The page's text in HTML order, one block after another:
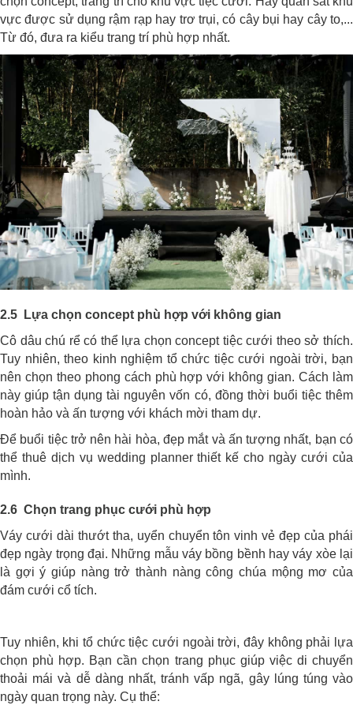
vực được sử dụng rậm rạp hay trơ trụi, có cây bụi hay cây to,...
Từ đó, đưa ra kiểu trang trí phù hợp nhất.
2.5 Lựa chọn concept phù hợp với không gian
Cô dâu chú rể có thể lựa chọn concept tiệc cưới theo sở thích.
Tuy nhiên, theo kinh nghiệm tổ chức tiệc cưới ngoài trời, bạn
nên chọn theo phong cách phù hợp với không gian. Cách làm
này giúp tận dụng tài nguyên vốn có, đồng thời buổi tiệc thêm
hoàn hảo và ấn tượng với khách mời tham dự.
Để buổi tiệc trở nên hài hòa, đẹp mắt và ấn tượng nhất, bạn có
thể thuê dịch vụ wedding planner thiết kế cho ngày cưới của
mình.
2.6 Chọn trang phục cưới phù hợp
Váy cưới dài thướt tha, uyển chuyển tôn vinh vẻ đẹp của phái
đẹp ngày trọng đại. Những mẫu váy bồng bềnh hay váy xòe lại
là gợi ý giúp nàng trở thành nàng công chúa mộng mơ của
đám cưới cổ tích.
Tuy nhiên, khi tổ chức tiệc cưới ngoài trời, đây không phải lựa
chọn phù hợp. Bạn cần chọn trang phục giúp việc di chuyển
thoải mái và dễ dàng nhất, tránh vấp ngã, gây lúng túng vào
ngày quan trọng này. Cụ thể: